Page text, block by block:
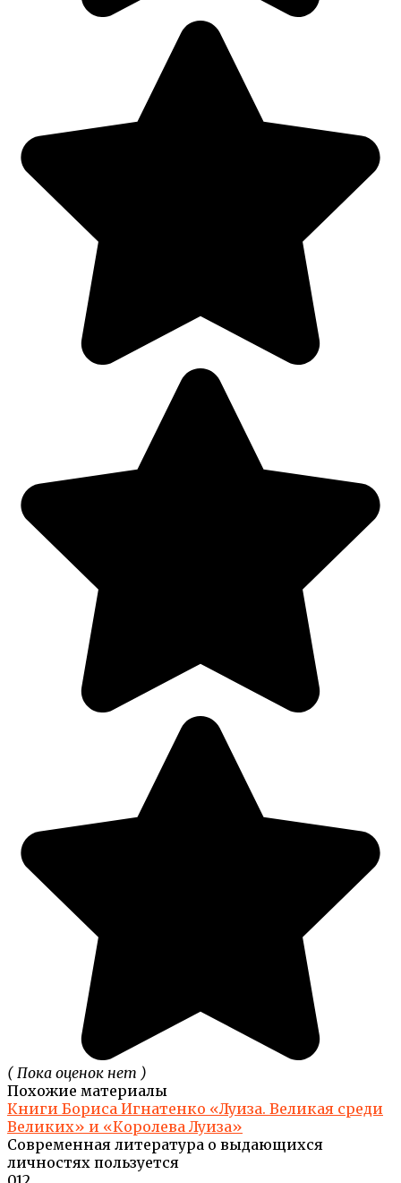
( Пока оценок нет )
Похожие материалы
Книги Бориса Игнатенко «Луиза. Великая среди
Великих» и «Королева Луиза»
Современная литература о выдающихся
личностях пользуется